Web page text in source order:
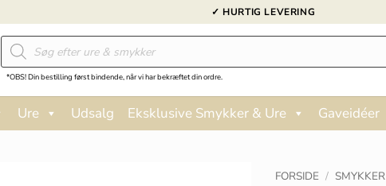
✓ HURTIG LEVERING
Products
search
*OBS! Din bestilling først bindende, når vi har bekræftet din ordre.
Ure Udsalg Eksklusive Smykker & Ure Gaveidéer
FORSIDE / SMYKKER